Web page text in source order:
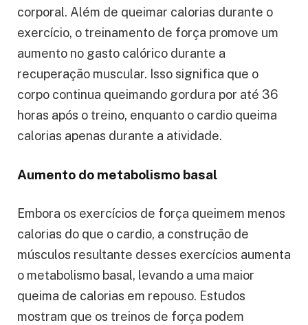
corporal. Além de queimar calorias durante o
exercício, o treinamento de força promove um
aumento no gasto calórico durante a
recuperação muscular. Isso significa que o
corpo continua queimando gordura por até 36
horas após o treino, enquanto o cardio queima
calorias apenas durante a atividade.
Aumento do metabolismo basal
Embora os exercícios de força queimem menos
calorias do que o cardio, a construção de
músculos resultante desses exercícios aumenta
o metabolismo basal, levando a uma maior
queima de calorias em repouso. Estudos
mostram que os treinos de força podem